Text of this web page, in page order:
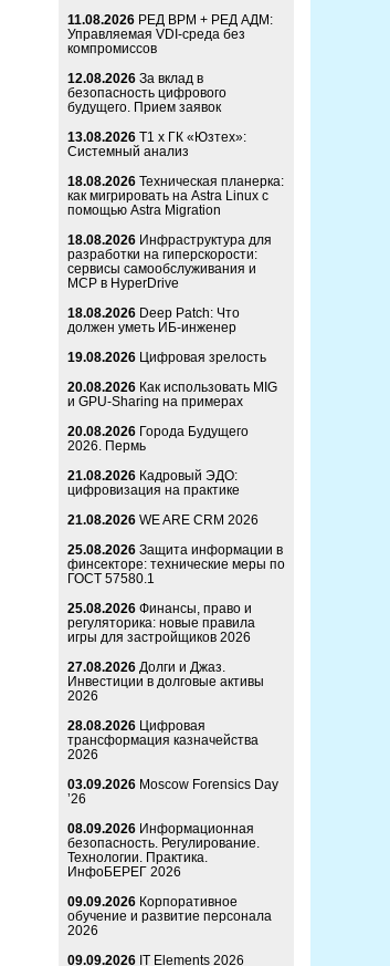
11.08.2026 РЕД ВРМ + РЕД АДМ:
Управляемая VDI-среда без
компромиссов
12.08.2026 За вклад в
безопасность цифрового
будущего. Прием заявок
13.08.2026 Т1 x ГК «Юзтех»:
Системный анализ
18.08.2026 Техническая планерка:
как мигрировать на Astra Linux с
помощью Astra Migration
18.08.2026 Инфраструктура для
разработки на гиперскорости:
сервисы самообслуживания и
MCP в HyperDrive
18.08.2026 Deep Patch: Что
должен уметь ИБ-инженер
19.08.2026 Цифровая зрелость
20.08.2026 Как использовать MIG
и GPU-Sharing на примерах
20.08.2026 Города Будущего
2026. Пермь
21.08.2026 Кадровый ЭДО:
цифровизация на практике
21.08.2026 WE ARE CRM 2026
25.08.2026 Защита информации в
финсекторе: технические меры по
ГОСТ 57580.1
25.08.2026 Финансы, право и
регуляторика: новые правила
игры для застройщиков 2026
27.08.2026 Долги и Джаз.
Инвестиции в долговые активы
2026
28.08.2026 Цифровая
трансформация казначейства
2026
03.09.2026 Moscow Forensics Day
’26
08.09.2026 Информационная
безопасность. Регулирование.
Технологии. Практика.
ИнфоБЕРЕГ 2026
09.09.2026 Корпоративное
обучение и развитие персонала
2026
09.09.2026 IT Elements 2026